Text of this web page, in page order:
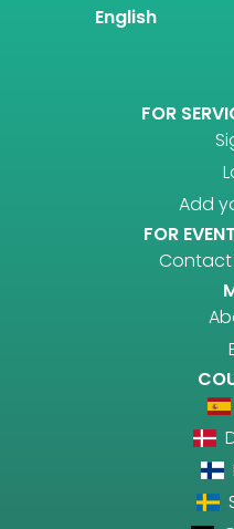
English
FOR
Add
FOR